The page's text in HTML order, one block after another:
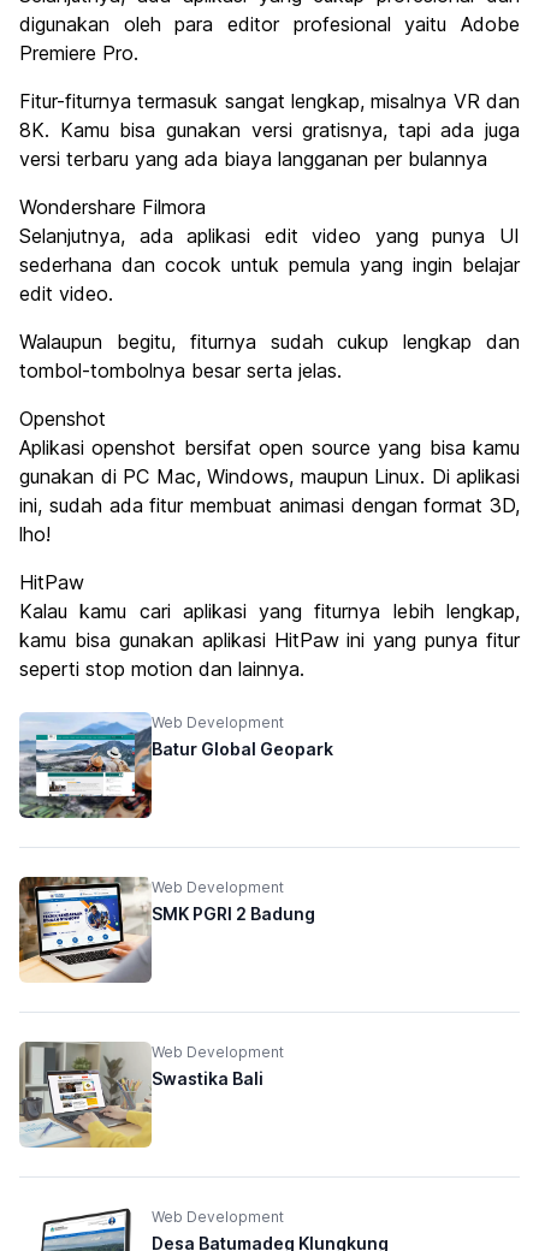
digunakan oleh para editor profesional yaitu Adobe
Premiere Pro.
Fitur-fiturnya termasuk sangat lengkap, misalnya VR dan
8K. Kamu bisa gunakan versi gratisnya, tapi ada juga
versi terbaru yang ada biaya langganan per bulannya
Wondershare Filmora
Selanjutnya, ada aplikasi edit video yang punya UI
sederhana dan cocok untuk pemula yang ingin belajar
edit video.
Walaupun begitu, fiturnya sudah cukup lengkap dan
tombol-tombolnya besar serta jelas.
Openshot
Aplikasi openshot bersifat open source yang bisa kamu
gunakan di PC Mac, Windows, maupun Linux. Di aplikasi
ini, sudah ada fitur membuat animasi dengan format 3D,
lho!
HitPaw
Kalau kamu cari aplikasi yang fiturnya lebih lengkap,
kamu bisa gunakan aplikasi HitPaw ini yang punya fitur
seperti stop motion dan lainnya.
Web Development
Batur Global Geopark
Web Development
SMK PGRI 2 Badung
Web Development
Swastika Bali
Web Development
Desa Batumadeg Klungkung